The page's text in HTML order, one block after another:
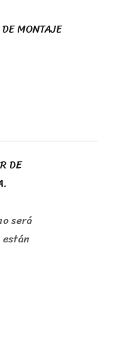
MONTAJE
DE
será